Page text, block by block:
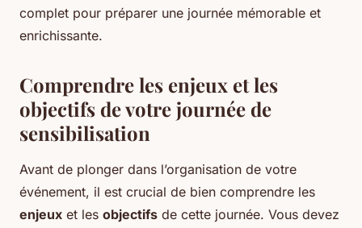
complet pour préparer une journée mémorable et
enrichissante.
Comprendre les enjeux et les
objectifs de votre journée de
sensibilisation
Avant de plonger dans l’organisation de votre
événement, il est crucial de bien comprendre les
enjeux et les objectifs de cette journée. Vous devez